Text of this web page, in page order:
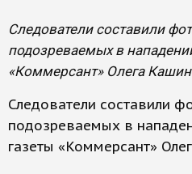
Следователи составили
подозреваемых в
«Коммерсант» Олега
Следователи составили
подозреваемых в
газеты «Коммерсант»